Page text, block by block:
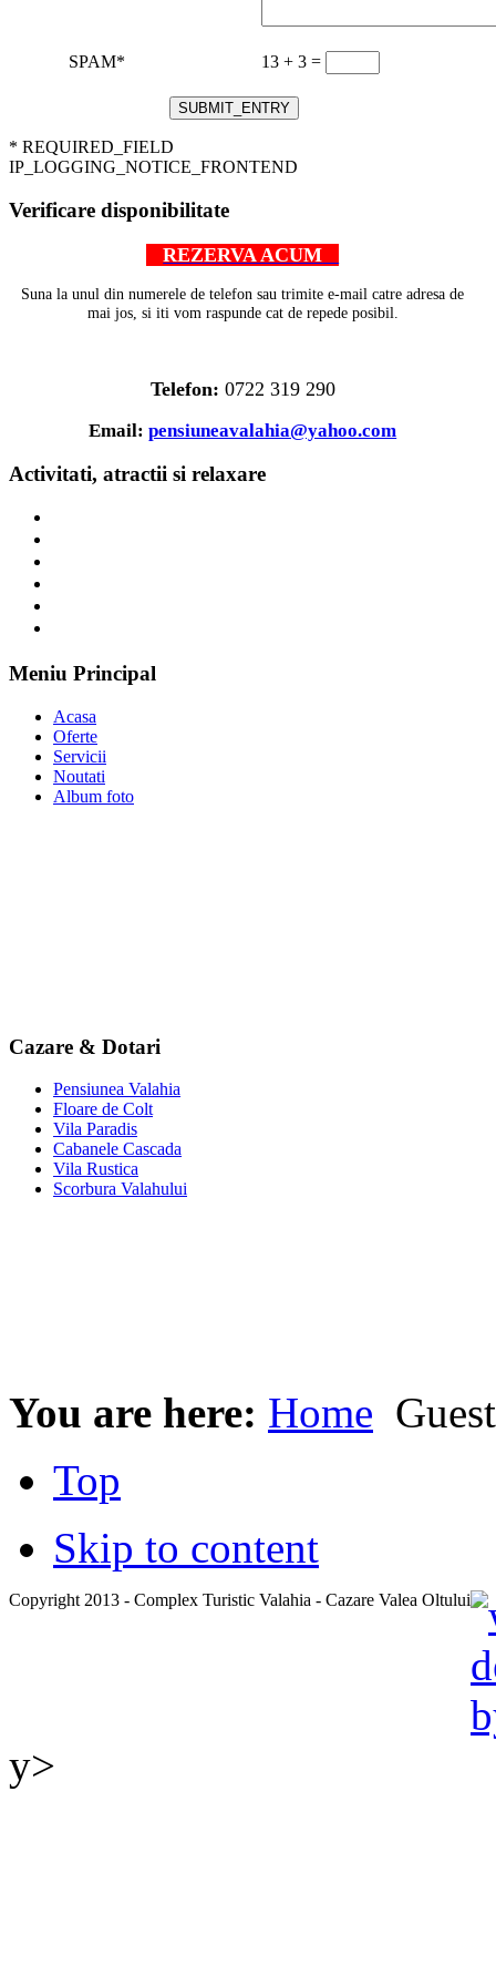
IP_LOGGING_NOTICE_FRONTEND
mai jos, si iti vom raspunde cat de repede posibil.
Oferte
Servicii
Noutati
Album foto
Floare de Colt
Vila Paradis
Cabanele Cascada
Vila Rustica
Scorbura Valahului
You are here: Home
Top
Skip to content
y>